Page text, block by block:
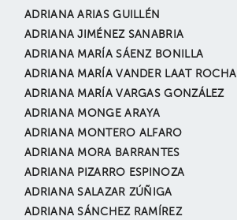
ADRIANA ARIAS GUILLÉN
ADRIANA JIMÉNEZ SANABRIA
ADRIANA MARÍA SÁENZ BONILLA
ADRIANA MARÍA VANDER LAAT ROCHA
ADRIANA MARÍA VARGAS GONZÁLEZ
ADRIANA MONGE ARAYA
ADRIANA MONTERO ALFARO
ADRIANA MORA BARRANTES
ADRIANA PIZARRO ESPINOZA
ADRIANA SALAZAR ZÚÑIGA
ADRIANA SÁNCHEZ RAMÍREZ